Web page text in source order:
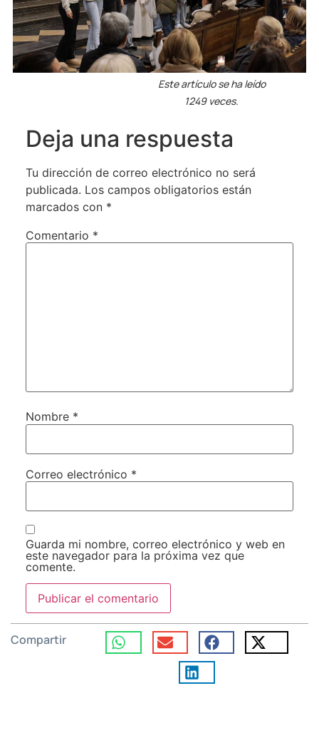
Este artículo se ha leído
1249 veces.
Deja una respuesta
Tu dirección de correo electrónico no será
publicada. Los campos obligatorios están
marcados con *
Comentario *
Nombre *
Correo electrónico *
Guarda mi nombre, correo electrónico y web en
este navegador para la próxima vez que
comente.
Compartir